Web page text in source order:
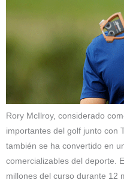
Rory McIlroy, considerado
importantes del golf junto con
también se ha convertido en
comercializables del deporte.
millones del curso durante 12